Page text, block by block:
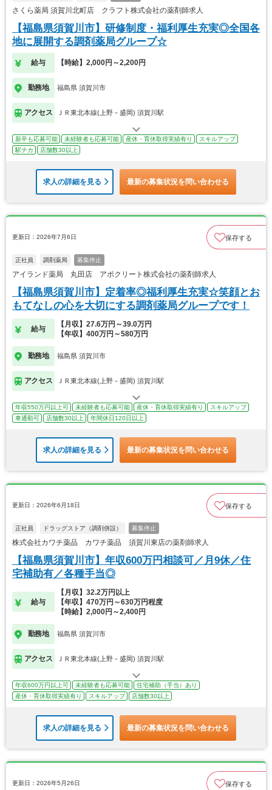
さくら薬局 須賀川北町店 クラフト株式会社の薬剤師求人
【福島県須賀川市】研修制度・福利厚生充実◎全国各
地に展開する調剤薬局グループ☆
給与 【時給】2,000円～2,200円
勤務地 福島県 須賀川市
アクセス ＪＲ東北本線(上野－盛岡) 須賀川駅
新卒も応募可能 未経験者も応募可能 産休・育休取得実績有り
スキルアップ
駅チカ
店舗数30以上
求人の詳細を見る 最新の募集状況を問い合わせる
更新日：2026年7月6日 保存する
正社員 調剤薬局 募集停止
アイランド薬局 丸田店 アポクリート株式会社の薬剤師求人
【福島県須賀川市】定着率◎福利厚生充実☆笑顔とお
もてなしの心を大切にする調剤薬局グループです！
給与
【月収】27.6万円～39.0万円
【年収】400万円～580万円
勤務地 福島県 須賀川市
アクセス ＪＲ東北本線(上野－盛岡) 須賀川駅
年収550万円以上可 未経験者も応募可能 産休・育休取得実績有り
スキルアップ
車通勤可
店舗数30以上 年間休日120日以上
求人の詳細を見る 最新の募集状況を問い合わせる
更新日：2026年6月18日 保存する
正社員 ドラッグストア（調剤併設） 募集停止
株式会社カワチ薬品 カワチ薬品 須賀川東店の薬剤師求人
【福島県須賀川市】年収600万円相談可／月9休／住
宅補助有／各種手当◎
給与
【月収】32.2万円以上
【年収】470万円～630万円程度
【時給】2,000円～2,400円
勤務地 福島県 須賀川市
アクセス ＪＲ東北本線(上野－盛岡) 須賀川駅
年収600万円以上可 未経験者も応募可能
住宅補助（手当）あり
産休・育休取得実績有り
スキルアップ 店舗数30以上
求人の詳細を見る 最新の募集状況を問い合わせる
更新日：2026年5月26日 保存する